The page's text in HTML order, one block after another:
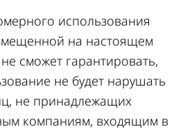
использования
на настоящем
сможет гарантировать,
не будет нарушать
не принадлежащих
компаниям, входящим в